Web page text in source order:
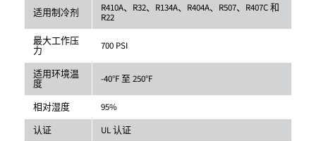
适用制冷剂 R410A、R32、R134A、R404A、R507、R407C 和
R22
最大工作压
力 700 PSI
适用环境温
度 -40°F 至 250°F
相对湿度
95%
认证
UL 认证